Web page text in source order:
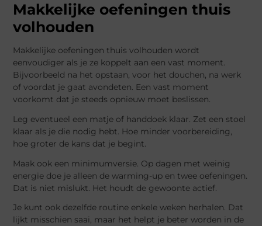
Makkelijke oefeningen thuis
volhouden
Makkelijke oefeningen thuis volhouden wordt
eenvoudiger als je ze koppelt aan een vast moment.
Bijvoorbeeld na het opstaan, voor het douchen, na werk
of voordat je gaat avondeten. Een vast moment
voorkomt dat je steeds opnieuw moet beslissen.
Leg eventueel een matje of handdoek klaar. Zet een stoel
klaar als je die nodig hebt. Hoe minder voorbereiding,
hoe groter de kans dat je begint.
Maak ook een minimumversie. Op dagen met weinig
energie doe je alleen de warming-up en twee oefeningen.
Dat is niet mislukt. Het houdt de gewoonte actief.
Je kunt ook dezelfde routine enkele weken herhalen. Dat
lijkt misschien saai, maar het helpt je beter worden in de